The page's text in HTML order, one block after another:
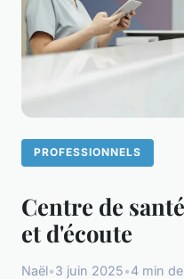
PROFESSIONNELS
Centre de
et d'écoute
Naël•3 juin 2025•4 min